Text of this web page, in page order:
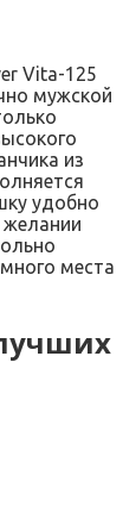
Vita-125
мужской
из
удобно
места